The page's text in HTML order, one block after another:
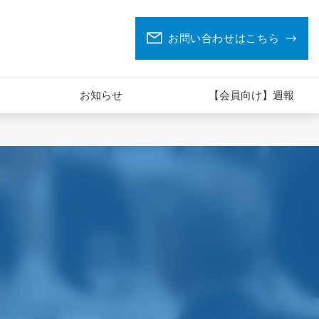
お問い合わせはこちら
お知らせ 【会員向け】週報